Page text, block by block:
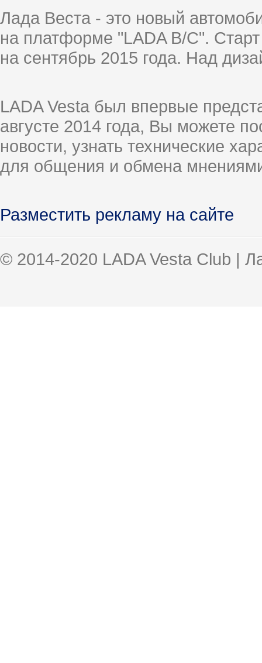
Лада Веста - это новый
на платформе "LADA B/C".
на сентябрь 2015 года. Над
LADA Vesta был впервые
августе 2014 года, Вы можете
новости, узнать технические
для общения и обмена
Разместить рекламу на сайте
© 2014-2020 LADA Vesta Club |